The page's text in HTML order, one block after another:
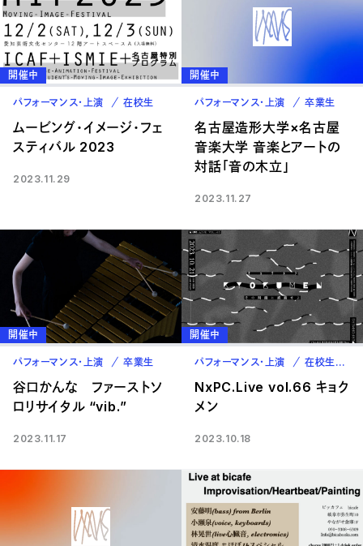
開催中
パフォーマンス・上演 在校生
ムービング・イメージ・フェ
スティバル 2023
2023.11.29
開催中
パフォーマンス・上演 卒業生
名古屋造形大学×名古屋
音楽大学 音楽とアートの
対話「音の木立」
2023.11.27
開催中
パフォーマンス・上演 卒業生
谷口かんな ファーストソ
ロリサイタル “vib.”
2023.11.17
開催中
パフォーマンス・上演 在校生
NxPC.Live vol.66 キョク
メン
2023.10.18